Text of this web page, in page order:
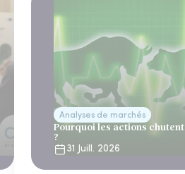
Analyses de marchés
Pourquoi les actions chutent
?
31 Juill. 2026